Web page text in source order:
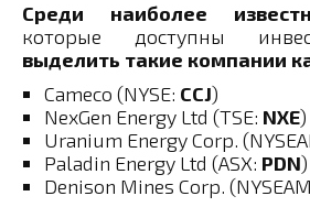
Среди наиболее
которые доступны
выделить такие компании
Cameco (NYSE: CCJ)
NexGen Energy Ltd (TSE: NXE)
Uranium Energy Corp.
Paladin Energy Ltd (ASX: PDN)
Denison Mines Corp.